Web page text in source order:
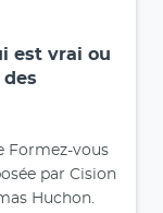
est vrai ou
Formez-vous
par Cision
Huchon.